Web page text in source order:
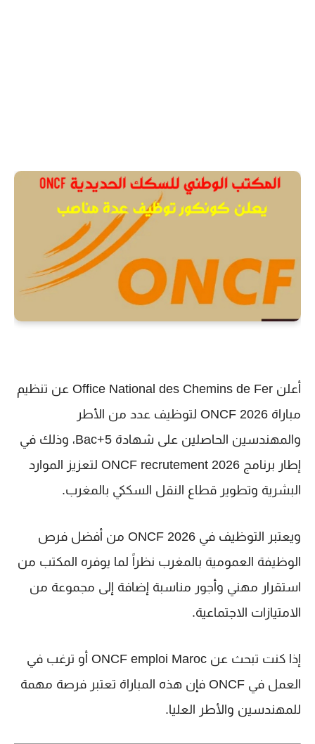
أعلن Office National des Chemins de Fer عن تنظيم
مباراة ONCF 2026
لتوظيف عدد من الأطر
والمهندسين الحاصلين على شهادة Bac+5، وذلك في
إطار برنامج ONCF recrutement 2026 لتعزيز الموارد
البشرية وتطوير قطاع النقل السككي بالمغرب.
ويعتبر التوظيف في ONCF 2026
من أفضل فرص
الوظيفة العمومية بالمغرب نظراً لما يوفره المكتب من
استقرار مهني وأجور مناسبة إضافة إلى مجموعة من
الامتيازات الاجتماعية.
إذا كنت تبحث عن ONCF emploi Maroc أو ترغب في
العمل في ONCF
فإن هذه المباراة تعتبر فرصة مهمة
للمهندسين والأطر العليا.